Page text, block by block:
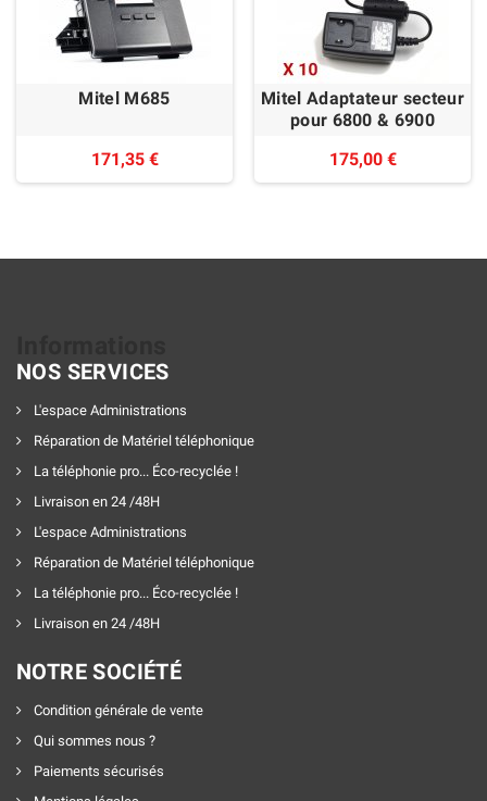
Mitel M685
171,35 €
Mitel Adaptateur secteur
pour 6800 & 6900
175,00 €
NOS SERVICES
L'espace Administrations
Réparation de Matériel téléphonique
La téléphonie pro... Éco-recyclée !
Livraison en 24 /48H
L'espace Administrations
Réparation de Matériel téléphonique
La téléphonie pro... Éco-recyclée !
Livraison en 24 /48H
NOTRE SOCIÉTÉ
Condition générale de vente
Qui sommes nous ?
Paiements sécurisés